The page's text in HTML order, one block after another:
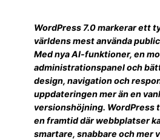
WordPress 7.0 markerar ett
världens mest använda
Med nya AI-funktioner, en
administrationspanel och
design, navigation och
uppdateringen mer än en
versionshöjning. WordPress
en framtid där webbplatser
smartare, snabbare och mer